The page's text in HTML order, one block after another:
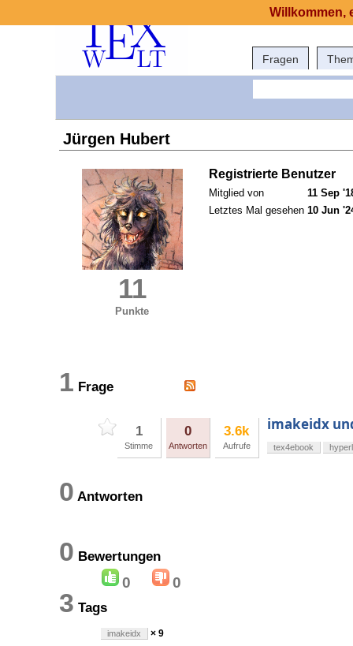
Fragen
Jürgen Hubert
11
Punkte
Registrierte Benutzer
Mitglied von
11 Sep
Letztes Mal gesehen 10 Jun
1 Frage
1
Stimme
0
Antworten
3.6k
Aufrufe
imakeidx
tex4ebook
0 Antworten
0 Bewertungen
0 0
3 Tags
imakeidx × 9
Willkommen,